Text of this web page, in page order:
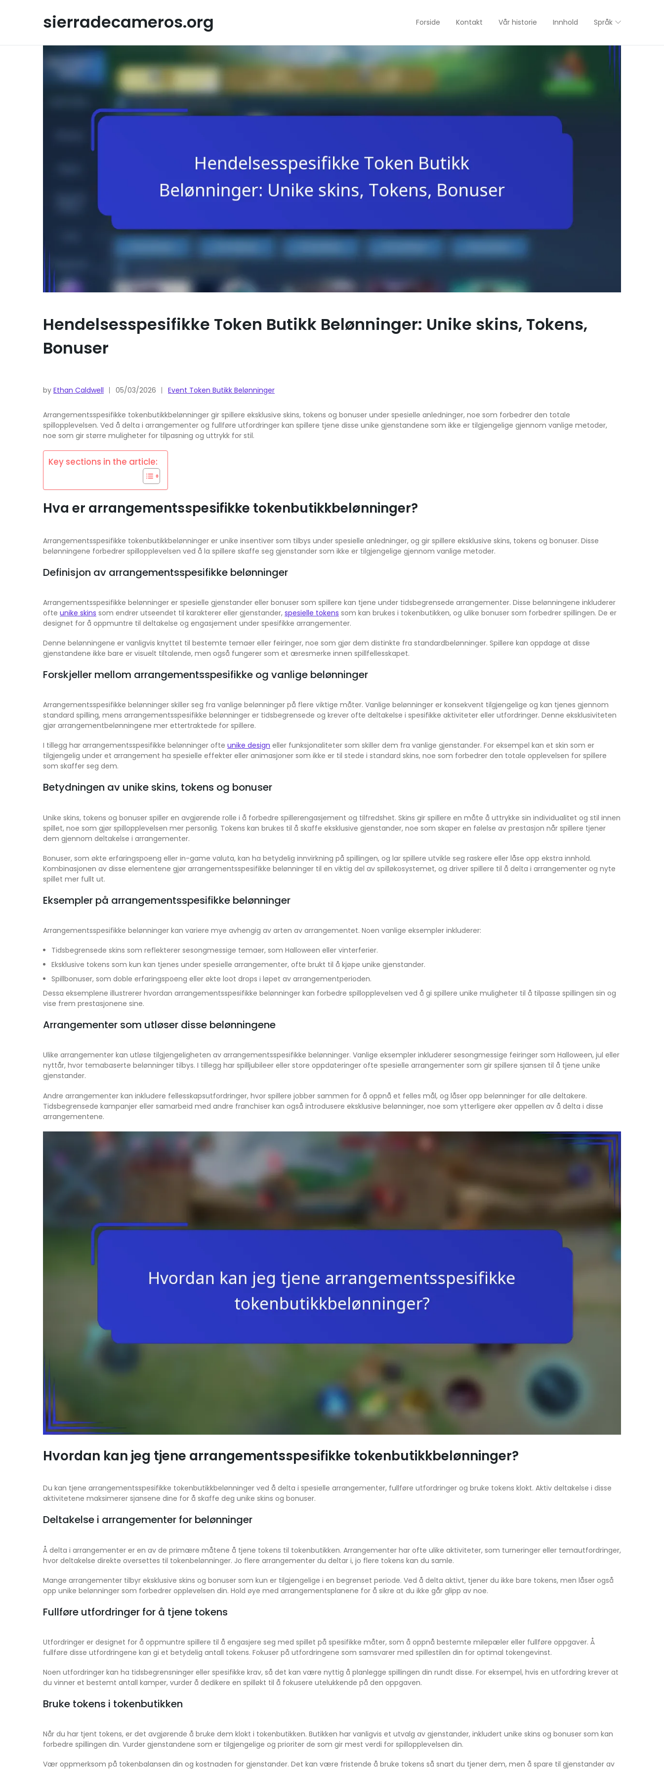
sierradecameros.org Forside Kontakt Vår historie Innhold Språk
Hendelsesspesifikke Token Butikk Belønninger: Unike skins, Tokens,
Bonuser
by Ethan Caldwell 05/03/2026 Event Token Butikk Belønninger
Arrangementsspesifikke tokenbutikkbelønninger gir spillere eksklusive skins, tokens og bonuser under spesielle anledninger, noe som forbedrer den totale
spillopplevelsen. Ved å delta i arrangementer og fullføre utfordringer kan spillere tjene disse unike gjenstandene som ikke er tilgjengelige gjennom vanlige metoder,
noe som gir større muligheter for tilpasning og uttrykk for stil.
Key sections in the article:
Hva er arrangementsspesifikke tokenbutikkbelønninger?
Arrangementsspesifikke tokenbutikkbelønninger er unike insentiver som tilbys under spesielle anledninger, og gir spillere eksklusive skins, tokens og bonuser. Disse
belønningene forbedrer spillopplevelsen ved å la spillere skaffe seg gjenstander som ikke er tilgjengelige gjennom vanlige metoder.
Definisjon av arrangementsspesifikke belønninger
Arrangementsspesifikke belønninger er spesielle gjenstander eller bonuser som spillere kan tjene under tidsbegrensede arrangementer. Disse belønningene inkluderer
ofte unike skins som endrer utseendet til karakterer eller gjenstander, spesielle tokens som kan brukes i tokenbutikken, og ulike bonuser som forbedrer spillingen. De er
designet for å oppmuntre til deltakelse og engasjement under spesifikke arrangementer.
Denne belønningene er vanligvis knyttet til bestemte temaer eller feiringer, noe som gjør dem distinkte fra standardbelønninger. Spillere kan oppdage at disse
gjenstandene ikke bare er visuelt tiltalende, men også fungerer som et æresmerke innen spillfellesskapet.
Forskjeller mellom arrangementsspesifikke og vanlige belønninger
Arrangementsspesifikke belønninger skiller seg fra vanlige belønninger på flere viktige måter. Vanlige belønninger er konsekvent tilgjengelige og kan tjenes gjennom
standard spilling, mens arrangementsspesifikke belønninger er tidsbegrensede og krever ofte deltakelse i spesifikke aktiviteter eller utfordringer. Denne eksklusiviteten
gjør arrangementbelønningene mer ettertraktede for spillere.
I tillegg har arrangementsspesifikke belønninger ofte unike design eller funksjonaliteter som skiller dem fra vanlige gjenstander. For eksempel kan et skin som er
tilgjengelig under et arrangement ha spesielle effekter eller animasjoner som ikke er til stede i standard skins, noe som forbedrer den totale opplevelsen for spillere
som skaffer seg dem.
Betydningen av unike skins, tokens og bonuser
Unike skins, tokens og bonuser spiller en avgjørende rolle i å forbedre spillerengasjement og tilfredshet. Skins gir spillere en måte å uttrykke sin individualitet og stil innen
spillet, noe som gjør spillopplevelsen mer personlig. Tokens kan brukes til å skaffe eksklusive gjenstander, noe som skaper en følelse av prestasjon når spillere tjener
dem gjennom deltakelse i arrangementer.
Bonuser, som økte erfaringspoeng eller in-game valuta, kan ha betydelig innvirkning på spillingen, og lar spillere utvikle seg raskere eller låse opp ekstra innhold.
Kombinasjonen av disse elementene gjør arrangementsspesifikke belønninger til en viktig del av spilløkosystemet, og driver spillere til å delta i arrangementer og nyte
spillet mer fullt ut.
Eksempler på arrangementsspesifikke belønninger
Arrangementsspesifikke belønninger kan variere mye avhengig av arten av arrangementet. Noen vanlige eksempler inkluderer:
Tidsbegrensede skins som reflekterer sesongmessige temaer, som Halloween eller vinterferier.
Eksklusive tokens som kun kan tjenes under spesielle arrangementer, ofte brukt til å kjøpe unike gjenstander.
Spillbonuser, som doble erfaringspoeng eller økte loot drops i løpet av arrangementperioden.
Dessa eksemplene illustrerer hvordan arrangementsspesifikke belønninger kan forbedre spillopplevelsen ved å gi spillere unike muligheter til å tilpasse spillingen sin og
vise frem prestasjonene sine.
Arrangementer som utløser disse belønningene
Ulike arrangementer kan utløse tilgjengeligheten av arrangementsspesifikke belønninger. Vanlige eksempler inkluderer sesongmessige feiringer som Halloween, jul eller
nyttår, hvor temabaserte belønninger tilbys. I tillegg har spilljubileer eller store oppdateringer ofte spesielle arrangementer som gir spillere sjansen til å tjene unike
gjenstander.
Andre arrangementer kan inkludere fellesskapsutfordringer, hvor spillere jobber sammen for å oppnå et felles mål, og låser opp belønninger for alle deltakere.
Tidsbegrensede kampanjer eller samarbeid med andre franchiser kan også introdusere eksklusive belønninger, noe som ytterligere øker appellen av å delta i disse
arrangementene.
Hvordan kan jeg tjene arrangementsspesifikke tokenbutikkbelønninger?
Du kan tjene arrangementsspesifikke tokenbutikkbelønninger ved å delta i spesielle arrangementer, fullføre utfordringer og bruke tokens klokt. Aktiv deltakelse i disse
aktivitetene maksimerer sjansene dine for å skaffe deg unike skins og bonuser.
Deltakelse i arrangementer for belønninger
Å delta i arrangementer er en av de primære måtene å tjene tokens til tokenbutikken. Arrangementer har ofte ulike aktiviteter, som turneringer eller temautfordringer,
hvor deltakelse direkte oversettes til tokenbelønninger. Jo flere arrangementer du deltar i, jo flere tokens kan du samle.
Mange arrangementer tilbyr eksklusive skins og bonuser som kun er tilgjengelige i en begrenset periode. Ved å delta aktivt, tjener du ikke bare tokens, men låser også
opp unike belønninger som forbedrer opplevelsen din. Hold øye med arrangementsplanene for å sikre at du ikke går glipp av noe.
Fullføre utfordringer for å tjene tokens
Utfordringer er designet for å oppmuntre spillere til å engasjere seg med spillet på spesifikke måter, som å oppnå bestemte milepæler eller fullføre oppgaver. Å
fullføre disse utfordringene kan gi et betydelig antall tokens. Fokuser på utfordringene som samsvarer med spillestilen din for optimal tokengevinst.
Noen utfordringer kan ha tidsbegrensninger eller spesifikke krav, så det kan være nyttig å planlegge spillingen din rundt disse. For eksempel, hvis en utfordring krever at
du vinner et bestemt antall kamper, vurder å dedikere en spilløkt til å fokusere utelukkende på den oppgaven.
Bruke tokens i tokenbutikken
Når du har tjent tokens, er det avgjørende å bruke dem klokt i tokenbutikken. Butikken har vanligvis et utvalg av gjenstander, inkludert unike skins og bonuser som kan
forbedre spillingen din. Vurder gjenstandene som er tilgjengelige og prioriter de som gir mest verdi for spillopplevelsen din.
Vær oppmerksom på tokenbalansen din og kostnaden for gjenstander. Det kan være fristende å bruke tokens så snart du tjener dem, men å spare til gjenstander av